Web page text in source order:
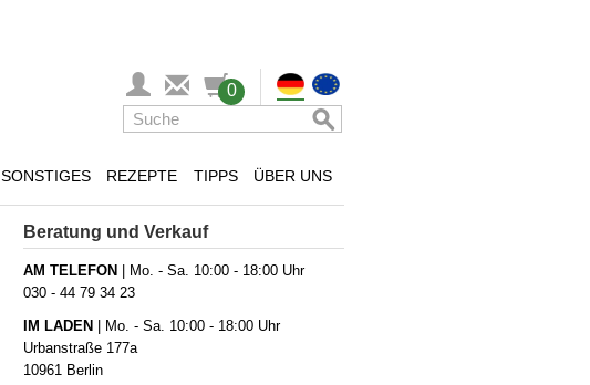
0
SONSTIGES REZEPTE TIPPS ÜBER UNS
Beratung und Verkauf
AM TELEFON | Mo. - Sa. 10:00 - 18:00 Uhr
030 - 44 79 34 23
IM LADEN | Mo. - Sa. 10:00 - 18:00 Uhr
Urbanstraße 177a
10961 Berlin